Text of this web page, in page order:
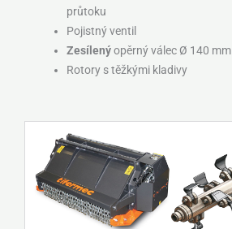
průtoku
Pojistný ventil
Zesílenýopěrný válec Ø 140 mm
Rotory s těžkými kladivy